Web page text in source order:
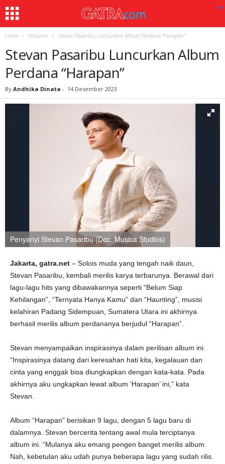
Home Hiburan Stevan Pasaribu Luncurkan Album Perdana “Harapan”
Stevan Pasaribu Luncurkan Album
Perdana “Harapan”
By Andhika Dinata - 14 Desember 2023
Penyanyi Stevan Pasaribu (Doc. Musica Studios)
Jakarta, gatra.net – Solois muda yang tengah naik daun,
Stevan Pasaribu, kembali merilis karya terbarunya. Berawal dari
lagu-lagu hits yang dibawakannya seperti “Belum Siap
Kehilangan”, “Ternyata Hanya Kamu” dan “Haunting”, musisi
kelahiran Padang Sidempuan, Sumatera Utara ini akhirnya
berhasil merilis album perdananya berjudul “Harapan”.
Stevan menyampaikan inspirasinya dalam perilisan album ini.
“Inspirasinya datang dari keresahan hati kita, kegalauan dan
cinta yang enggak bisa diungkapkan dengan kata-kata. Pada
akhirnya aku ungkapkan lewat album ‘Harapan’ ini,” kata
Stevan.
Album “Harapan” berisikan 9 lagu, dengan 5 lagu baru di
dalamnya. Stevan bercerita tentang awal mula terciptanya
album ini. “Mulanya aku emang pengen banget merilis album.
Nah, kebetulan aku udah punya beberapa lagu yang sudah rilis.